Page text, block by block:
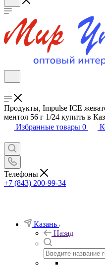
Продукты, Impulse ICE
ментол 56 г 1/24 купить в
Избранные товары 0
Телефоны
+7 (843) 200-99-34
Казань
Назад